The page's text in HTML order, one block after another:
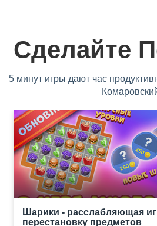
Сделайте
5 минут игры дают час
Шарики - расслабляющая
перестановку предметов